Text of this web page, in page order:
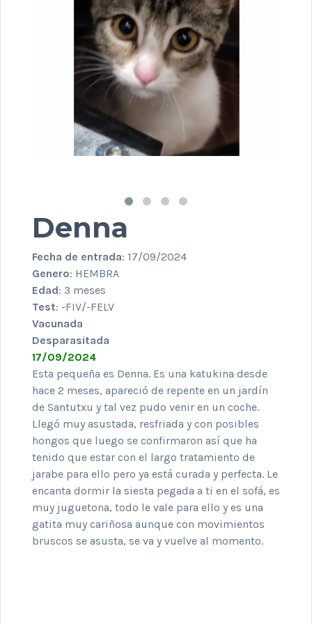
Denna
Fecha de entrada: 17/09/2024
Genero: HEMBRA
Edad: 3 meses
Test: -FIV/-FELV
Vacunada
Desparasitada
17/09/2024
Esta pequeña es Denna. Es una katukina desde
hace 2 meses, apareció de repente en un jardín
de Santutxu y tal vez pudo venir en un coche.
Llegó muy asustada, resfriada y con posibles
hongos que luego se confirmaron así que ha
tenido que estar con el largo tratamiento de
jarabe para ello pero ya está curada y perfecta. Le
encanta dormir la siesta pegada a ti en el sofá, es
muy juguetona, todo le vale para ello y es una
gatita muy cariñosa aunque con movimientos
bruscos se asusta, se va y vuelve al momento.